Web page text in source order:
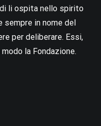
li ospita nello spirito
in nome del
per deliberare. Essi,
la Fondazione.